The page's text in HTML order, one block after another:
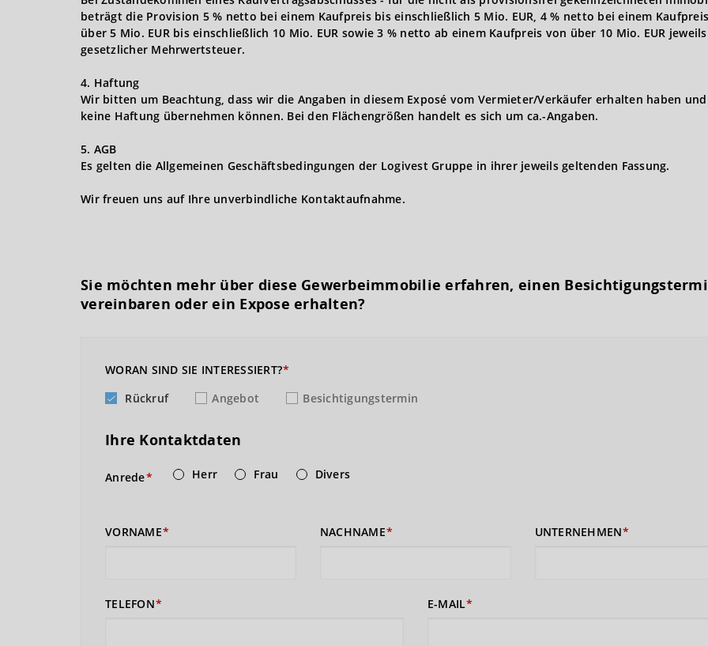
beträgt die Provision 5 % netto bei einem Kaufpreis bis einschließlich 5 Mio. EUR, 4 % netto bei einem
über 5 Mio. EUR bis einschließlich 10 Mio. EUR sowie 3 % netto ab einem Kaufpreis von über 10 Mio. EUR
gesetzlicher Mehrwertsteuer.
4. Haftung
Wir bitten um Beachtung, dass wir die Angaben in diesem Exposé vom Vermieter/Verkäufer erhalten haben
keine Haftung übernehmen können. Bei den Flächengrößen handelt es sich um ca.-Angaben.
5. AGB
Es gelten die Allgemeinen Geschäftsbedingungen der Logivest Gruppe in ihrer jeweils geltenden Fassung.
Wir freuen uns auf Ihre unverbindliche Kontaktaufnahme.
Sie möchten mehr über diese Gewerbeimmobilie erfahren, einen
vereinbaren oder ein Expose erhalten?
WORAN SIND SIE INTERESSIERT?
Rückruf
Angebot Besichtigungstermin
Ihre Kontaktdaten
Anrede Herr Frau Divers
VORNAME NACHNAME UNTERNEHMEN
TELEFON E-MAIL